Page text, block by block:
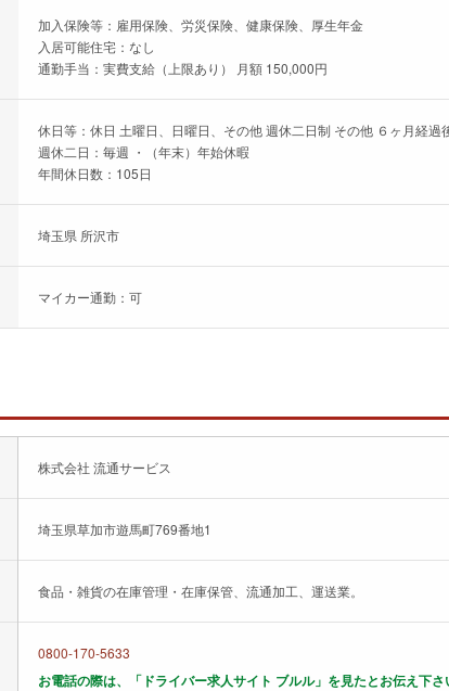
加入保険等：雇用保険、労災保険、健康保険、厚生年金
入居可能住宅：なし
通勤手当：実費支給（上限あり） 月額 150,000円
休日等：休日 土曜日、日曜日、その他 週休二日制 その他 ６ヶ月経過
週休二日：毎週 ・（年末）年始休暇
年間休日数：105日
埼玉県 所沢市
マイカー通勤：可
株式会社 流通サービス
埼玉県草加市遊馬町769番地1
食品・雑貨の在庫管理・在庫保管、流通加工、運送業。
0800-170-5633
お電話の際は、「ドライバー求人サイト ブルル」を見たとお伝え下さ